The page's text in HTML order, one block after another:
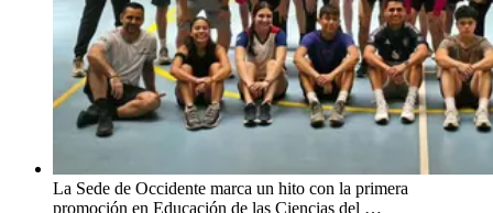
La Sede de Occidente marca un hito con la primera
promoción en Educación de las Ciencias del …